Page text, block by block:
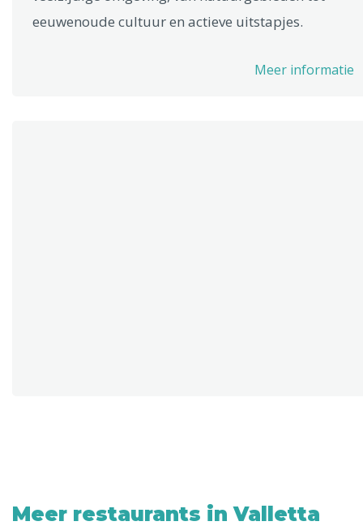
eeuwenoude cultuur en actieve uitstapjes.
Meer informatie
Meer restaurants in Valletta